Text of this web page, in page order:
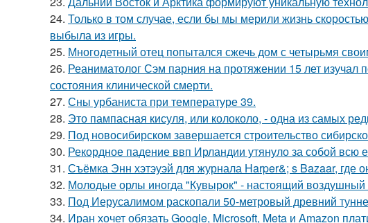
24. Только в том случае, если бы мы мерили жизнь
выбыла из игры.
25. Многодетный отец попытался сжечь дом с четырьмя
26. Реаниматолог Сэм парния на протяжении 15 лет изучал
состояния клинической смерти.
27. Сны урбаниста при температуре 39.
28. Это пампасная кисуля, или колоколо, - одна из самых
29. Под новосибирском завершается строительство
30. Рекордное падение ввп Ирландии утянуло за собой всю
31. Съёмка Энн хэтэуэй для журнала Harper&; s Bazaar, где
32. Молодые орлы иногда "Кувырок" - настоящий воздушный
33. Под Иерусалимом раскопали 50-метровый древний
34. Иран хочет обязать Google, Microsoft, Meta и Amazon